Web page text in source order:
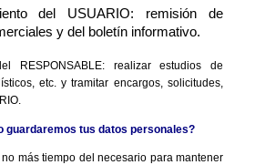
del USUARIO: remisión de
y del boletín informativo.
RESPONSABLE: realizar estudios de
etc. y tramitar encargos, solicitudes,
guardaremos tus datos personales?
más tiempo del necesario para mantener